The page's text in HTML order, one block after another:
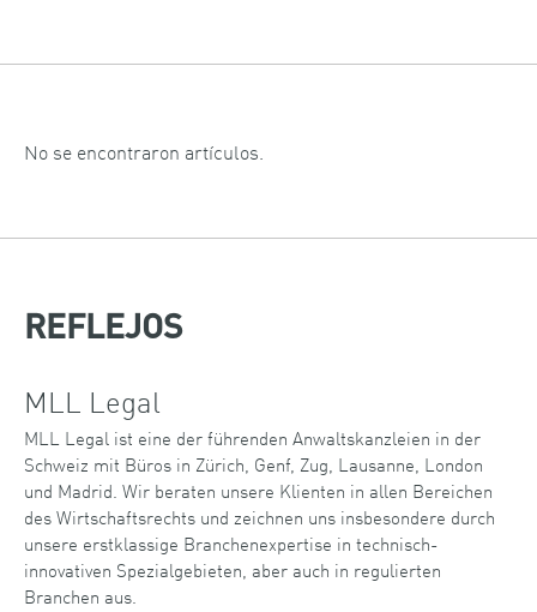
No se encontraron artículos.
REFLEJOS
MLL Legal
MLL Legal ist eine der führenden Anwaltskanzleien in der
Schweiz mit Büros in Zürich, Genf, Zug, Lausanne, London
und Madrid. Wir beraten unsere Klienten in allen Bereichen
des Wirtschaftsrechts und zeichnen uns insbesondere durch
unsere erstklassige Branchenexpertise in technisch-
innovativen Spezialgebieten, aber auch in regulierten
Branchen aus.